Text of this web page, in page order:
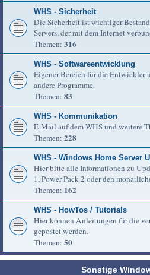
WHS - Sicherheit
Die Sicherheit ist wichtiger
Servers, der mit dem Internet
Themen: 316
WHS - Softwareentwicklung
Eigener Bereich für die Entwickler
andere Programme.
Themen: 83
WHS - Kommunikation
E-Mail auf dem WHS und weitere
Themen: 228
WHS - Windows Home Server
Hier bitte alle Informationen zu
1, Power Pack 2 oder den
Themen: 162
WHS - HowTos / Tutorials
Hier können Anleitungen für die
gepostet werden.
Themen: 50
Sonstige